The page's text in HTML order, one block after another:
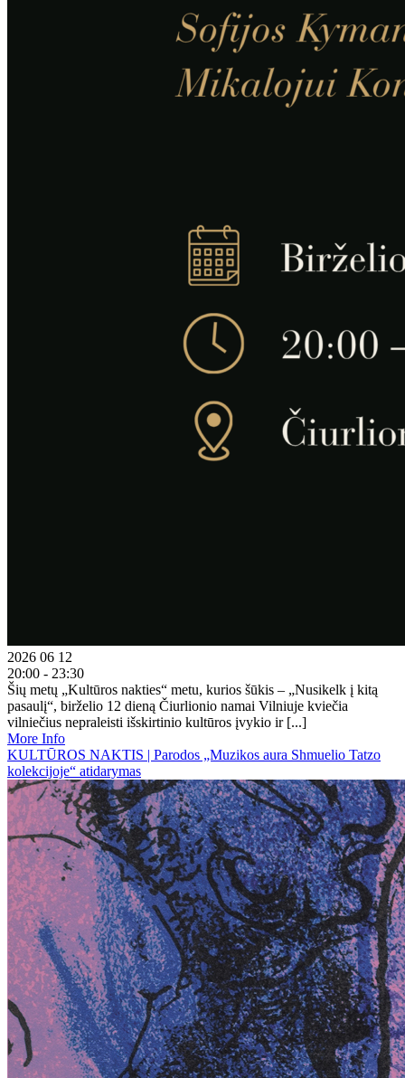
2026 06 12
20:00 - 23:30
Šių metų „Kultūros nakties“ metu, kurios šūkis – „Nusikelk į kitą
pasaulį“, birželio 12 dieną Čiurlionio namai Vilniuje kviečia
vilniečius nepraleisti išskirtinio kultūros įvykio ir [...]
More Info
KULTŪROS NAKTIS | Parodos „Muzikos aura Shmuelio Tatzo
kolekcijoje“ atidarymas